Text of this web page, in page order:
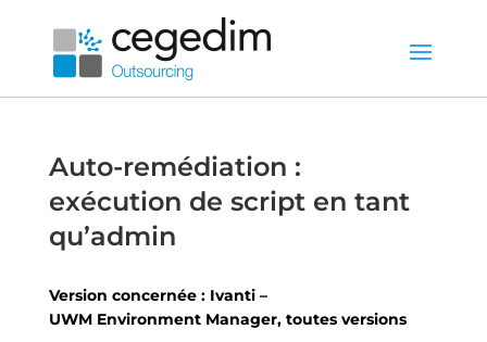
Auto-remédiation :
exécution de script en tant
qu’admin
Version concernée : Ivanti –
UWM Environment Manager, toutes versions